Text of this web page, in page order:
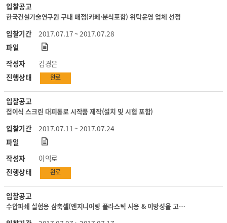
입찰공고
한국건설기술연구원 구내 매점(카페·분식포함) 위탁운영 업체 선정
입찰기간
2017.07.17 ~ 2017.07.28
파일
작성자
김경은
진행상태
완료
입찰공고
접이식 스크린 대피통로 시작품 제작(설치 및 시험 포함)
입찰기간
2017.07.11 ~ 2017.07.24
파일
작성자
이익로
진행상태
완료
입찰공고
수압파쇄 실험용 삼축셀(엔지니어링 플라스틱 사용 & 이방성을 고려한 소형 진삼축) 제작